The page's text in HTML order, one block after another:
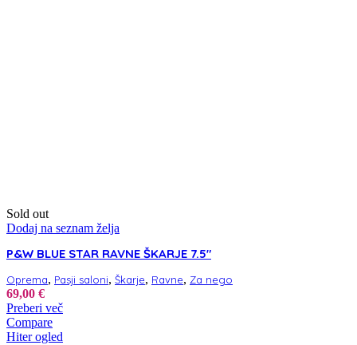
Sold out
Dodaj na seznam želja
P&W BLUE STAR RAVNE ŠKARJE 7.5″
Oprema, Pasji saloni, Škarje, Ravne, Za nego
69,00 €
Preberi več
Compare
Hiter ogled